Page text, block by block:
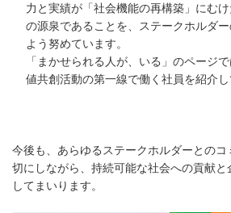
力と実績が「社会機能の再構築」にむ
の源泉であることを、ステークホルダ
よう努めています。
「まかせられる人が、いる」のページ
値共創活動の第一線で働く社員を紹介し
今後も、あらゆるステークホルダーとの
切にしながら、持続可能な社会への貢献
してまいります。